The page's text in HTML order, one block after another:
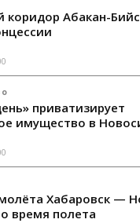
коридор Абакан-
приватизирует
имущество в
Хабаровск —
время полета